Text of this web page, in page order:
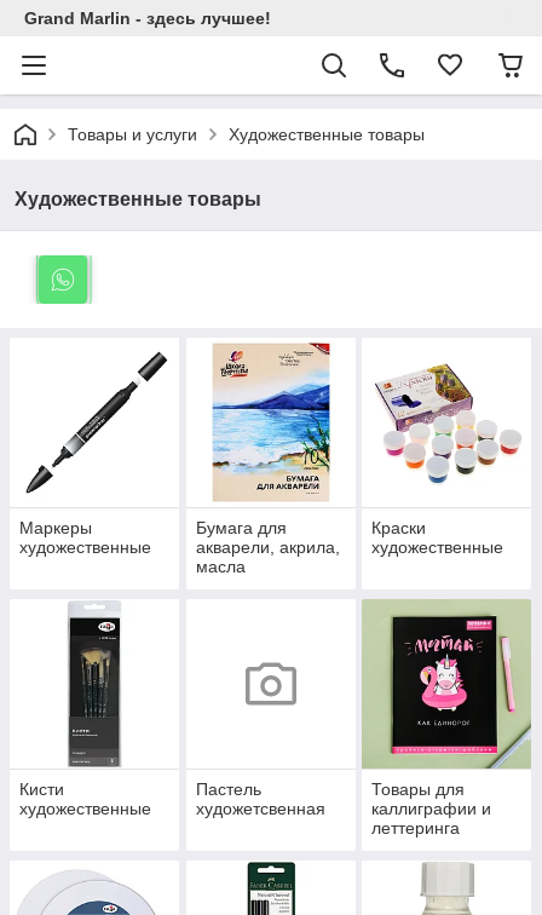
Grand Marlin - здесь лучшее!
Товары и услуги Художественные товары
Художественные товары
Маркеры
художественные
Бумага для
акварели, акрила,
масла
Краски
художественные
Кисти
художественные
Пастель
художетсвенная
Товары для
каллиграфии и
леттеринга